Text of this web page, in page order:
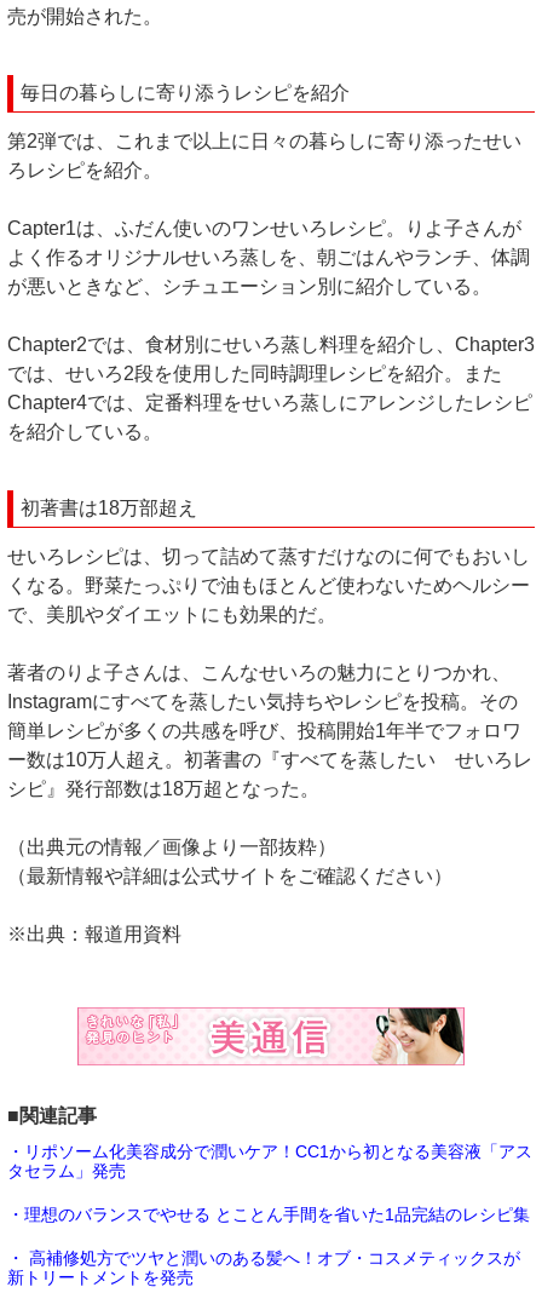
売が開始された。
毎日の暮らしに寄り添うレシピを紹介
第2弾では、これまで以上に日々の暮らしに寄り添ったせい
ろレシピを紹介。
Capter1は、ふだん使いのワンせいろレシピ。りよ子さんが
よく作るオリジナルせいろ蒸しを、朝ごはんやランチ、体調
が悪いときなど、シチュエーション別に紹介している。
Chapter2では、食材別にせいろ蒸し料理を紹介し、Chapter3
では、せいろ2段を使用した同時調理レシピを紹介。また
Chapter4では、定番料理をせいろ蒸しにアレンジしたレシピ
を紹介している。
初著書は18万部超え
せいろレシピは、切って詰めて蒸すだけなのに何でもおいし
くなる。野菜たっぷりで油もほとんど使わないためヘルシー
で、美肌やダイエットにも効果的だ。
著者のりよ子さんは、こんなせいろの魅力にとりつかれ、
Instagramにすべてを蒸したい気持ちやレシピを投稿。その
簡単レシピが多くの共感を呼び、投稿開始1年半でフォロワ
ー数は10万人超え。初著書の『すべてを蒸したい せいろレ
シピ』発行部数は18万超となった。
（出典元の情報／画像より一部抜粋）
（最新情報や詳細は公式サイトをご確認ください）
※出典：報道用資料
■関連記事
・リポソーム化美容成分で潤いケア！CC1から初となる美容液「アス
タセラム」発売
・理想のバランスでやせる とことん手間を省いた1品完結のレシピ集
・ 高補修処方でツヤと潤いのある髪へ！オブ・コスメティックスが
新トリートメントを発売